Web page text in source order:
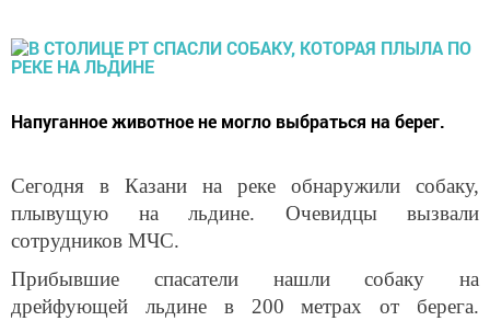
Напуганное животное не могло выбраться на берег.
Сегодня в Казани на реке обнаружили собаку,
плывущую на льдине. Очевидцы вызвали
сотрудников МЧС.
Прибывшие спасатели нашли собаку на
дрейфующей льдине в 200 метрах от берега.